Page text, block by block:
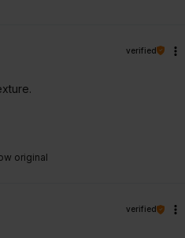
original
verified
verified